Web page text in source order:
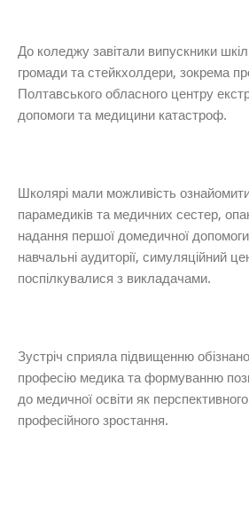
До коледжу завітали випускники шкіл
громади та стейкхолдери, зокрема
Полтавського обласного центру
допомоги та медицини катастроф.
Школярі мали можливість
парамедиків та медичних сестер,
надання першої домедичної
навчальні аудиторії, симуляційний
поспілкувалися з викладачами.
Зустріч сприяла підвищенню
професію медика та формуванню
до медичної освіти як
професійного зростання.